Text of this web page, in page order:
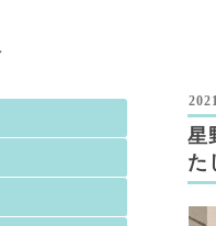
星
た